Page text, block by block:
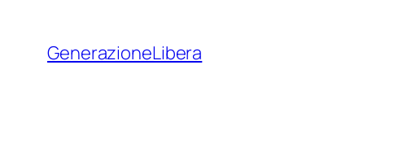
contenuto
GenerazioneLibera